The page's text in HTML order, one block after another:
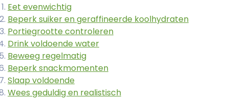
Eet evenwichtig
Beperk suiker en geraffineerde koolhydraten
Portiegrootte controleren
Drink voldoende water
Beweeg regelmatig
Beperk snackmomenten
Slaap voldoende
Wees geduldig en realistisch